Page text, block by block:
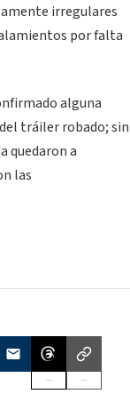
irregulares
por falta
alguna
tráiler robado; sin
quedaron a
las